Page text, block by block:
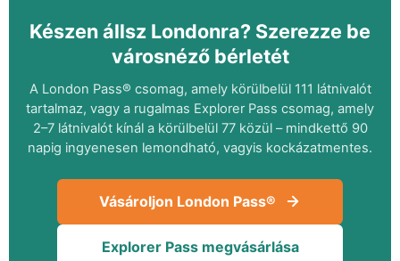
Készen állsz Londonra? Szerezze be
városnéző bérletét
A London Pass® csomag, amely körülbelül 111 látnivalót
tartalmaz, vagy a rugalmas Explorer Pass csomag, amely
2–7 látnivalót kínál a körülbelül 77 közül – mindkettő 90
napig ingyenesen lemondható, vagyis kockázatmentes.
Vásároljon London Pass®
Explorer Pass megvásárlása